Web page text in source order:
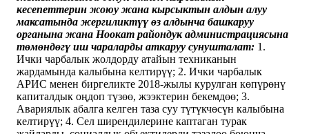
кесепеттерин жоюу жана кырсыктын алдын алуу
максатында жергиликтүү өз алдынча башкаруу
органына жана Ноокат райондук администрациясына
төмөндөгү иш чараларды аткаруу сунушталат: 1.
Ички чарбалык жолдорду атайын техниканын
жардамында калыбына келтирүү; 2. Ички чарбалык
АРИС менен биргеликте 2018-жылы курулган көпүрөнү
капиталдык оңдоп түзөө, жээктерин бекемдөө; 3.
Авариялык абалга келген таза суу түтүкчөсүн калыбына
келтирүү; 4. Сел ширендилерине каптаган турак